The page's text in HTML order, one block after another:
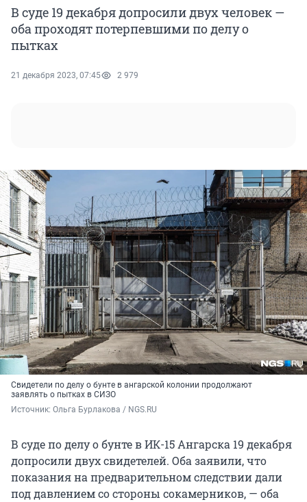
В суде 19 декабря допросили двух человек —
оба проходят потерпевшими по делу о
пытках
21 декабря 2023, 07:45 2 979
Свидетели по делу о бунте в ангарской колонии продолжают
заявлять о пытках в СИЗО
Источник: Ольга Бурлакова / NGS.RU
В суде по делу о бунте в ИК-15 Ангарска 19 декабря
допросили двух свидетелей. Оба заявили, что
показания на предварительном следствии дали
под давлением со стороны сокамерников, — оба